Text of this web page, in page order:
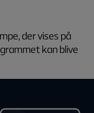
der vises på
kan blive